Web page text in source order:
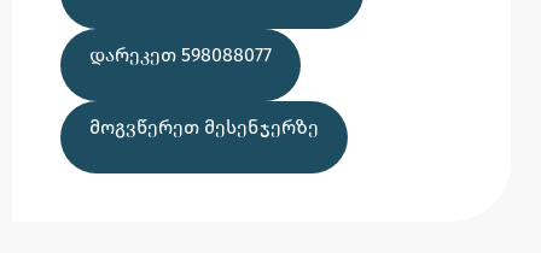
ᲓᲐᲠᲔᲙᲔᲗ 598088077
ᲛᲝᲒᲕᲬᲔᲠᲔᲗ ᲛᲔᲡᲔᲜᲯᲔᲠᲖᲔ